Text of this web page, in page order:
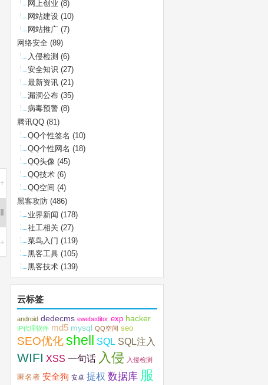
网上创业 (8)
网站建设 (10)
网站推广 (7)
网络安全 (89)
入侵检测 (6)
安全知识 (27)
最新资讯 (21)
漏洞公布 (35)
病毒预警 (8)
腾讯QQ (81)
QQ个性签名 (10)
QQ个性网名 (18)
QQ头像 (45)
QQ技术 (6)
QQ空间 (4)
黑客攻防 (486)
业界新闻 (178)
社工相关 (27)
菜鸟入门 (119)
黑客工具 (105)
黑客技术 (139)
云标签
android dedecms ewebeditor exp hacker
IP代理软件 md5 mysql QQ空间 seo
SEO优化shell SQL SQL注入
WIFI XSS 一句话 入侵 入侵检测
匿名者 安全狗 安卓 提权 数据库 服